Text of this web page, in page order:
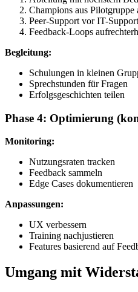
Champions aus
Peer-Support vor IT-Support
Feedback-Loops
Begleitung:
Schulungen in kleinen
Sprechstunden für Fragen
Erfolgsgeschichten teilen
Phase 4: Optimierung
Monitoring:
Nutzungsraten tracken
Feedback sammeln
Edge Cases dokumentieren
Anpassungen:
UX verbessern
Training nachjustieren
Features basierend auf
Umgang mit